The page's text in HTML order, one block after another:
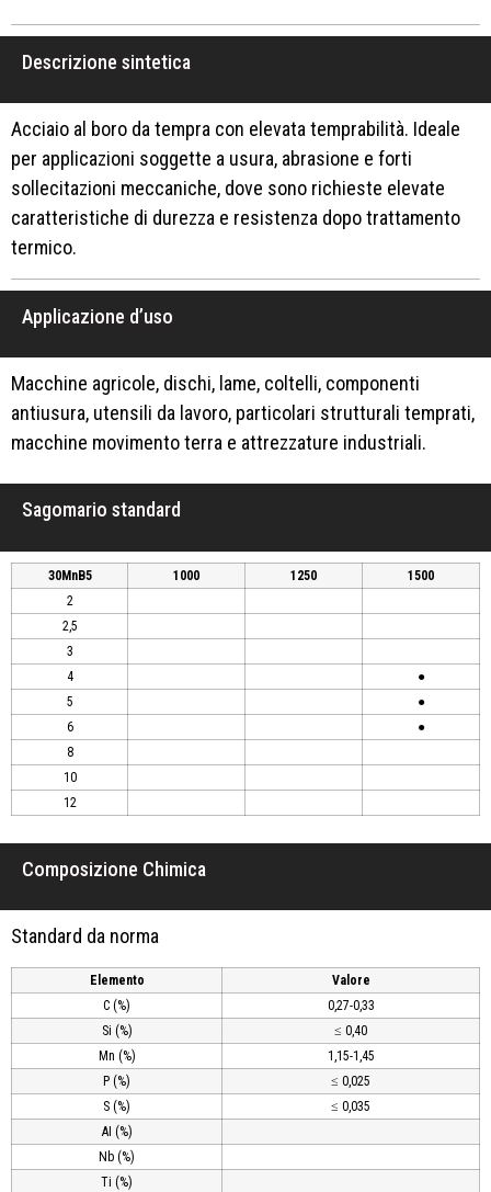
Descrizione sintetica
Acciaio al boro da tempra con elevata temprabilità. Ideale
per applicazioni soggette a usura, abrasione e forti
sollecitazioni meccaniche, dove sono richieste elevate
caratteristiche di durezza e resistenza dopo trattamento
termico.
Applicazione d’uso
Macchine agricole, dischi, lame, coltelli, componenti
antiusura, utensili da lavoro, particolari strutturali temprati,
macchine movimento terra e attrezzature industriali.
Sagomario standard
30MnB5 1000 1250
1500
2
2,5
3
4
●
5
●
6
●
8
10
12
Composizione Chimica
Standard da norma
Elemento
Valore
C (%)
0,27-0,33
Si (%)
≤ 0,40
Mn (%)
1,15-1,45
P (%)
≤ 0,025
S (%)
≤ 0,035
AI (%)
Nb (%)
Ti (%)